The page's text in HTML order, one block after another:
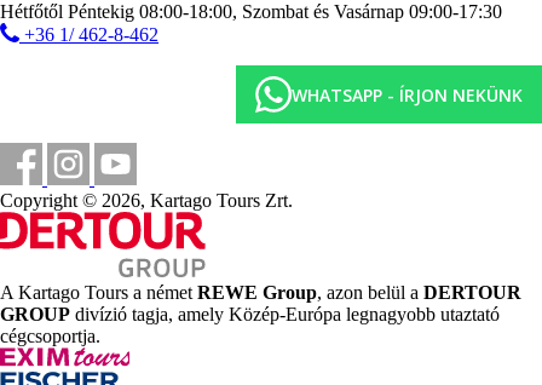
minigolf
fitneszterem
Sport és szórakozás térítés ellenében
hammam
masszázs
szépségkezelések
teniszoktatás
Ellátás
All Inclusive: minden étkezés büférendszerben, helyi
alkoholos és alkoholmentes italok 10:00 és 24:00 óra
között. Az All Inclusive szállodák szolgáltatásai bizonyos
részletekben szállodánként eltérhetnek. A vacsoránál
alkalomhoz illő viselet ajánlott (férfiaknak hosszúnadrág).
Hétfőtől Péntekig 08:00-18:00, Szombat és Vasárnap 09:00-17:30
+36 1/ 462-8-462
WHATSAPP - ÍRJON NEKÜNK
Copyright © 2026, Kartago Tours Zrt.
A Kartago Tours a német REWE Group, azon belül a DERTOUR
GROUP divízió tagja, amely Közép-Európa legnagyobb utaztató
cégcsoportja.